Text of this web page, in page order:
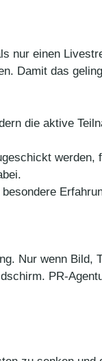
nur einen
Damit das
die aktive
werden,
Nur wenn Bild,
PR-